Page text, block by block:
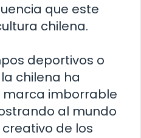
que este
chilena.
deportivos o
chilena ha
imborrable
al mundo
de los